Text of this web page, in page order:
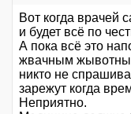
Вот когда врачей
и будет всё по
А пока всё это
жвачным
никто не
зарежут когда
Неприятно.